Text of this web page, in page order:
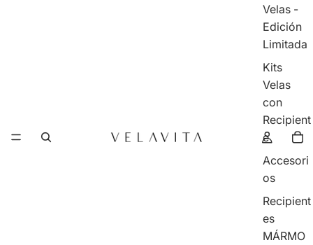
Velas -
Edición
Limitada
Kits
Velas
con
Recipient
e
Accesori
os
Recipient
es
MÁRMO